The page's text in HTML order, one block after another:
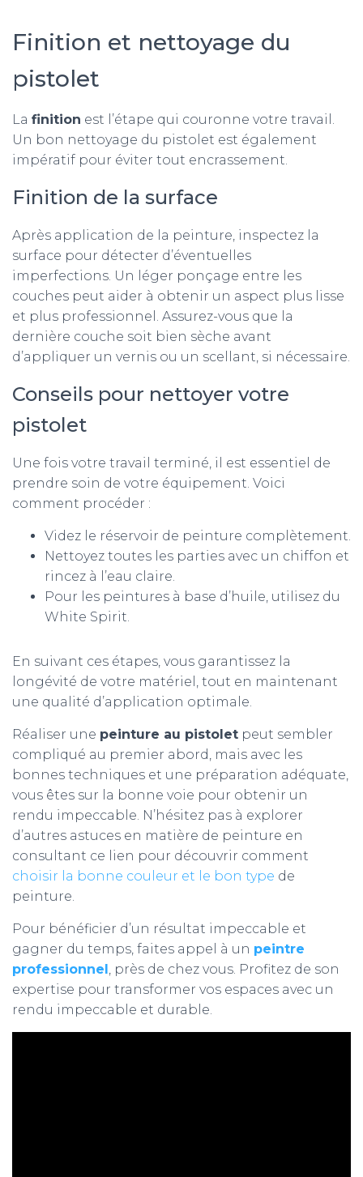
Finition et nettoyage du
pistolet
La finition est l’étape qui couronne votre travail.
Un bon nettoyage du pistolet est également
impératif pour éviter tout encrassement.
Finition de la surface
Après application de la peinture, inspectez la
surface pour détecter d’éventuelles
imperfections. Un léger ponçage entre les
couches peut aider à obtenir un aspect plus lisse
et plus professionnel. Assurez-vous que la
dernière couche soit bien sèche avant
d’appliquer un vernis ou un scellant, si nécessaire.
Conseils pour nettoyer votre
pistolet
Une fois votre travail terminé, il est essentiel de
prendre soin de votre équipement. Voici
comment procéder :
Videz le réservoir de peinture complètement.
Nettoyez toutes les parties avec un chiffon et
rincez à l’eau claire.
Pour les peintures à base d’huile, utilisez du
White Spirit.
En suivant ces étapes, vous garantissez la
longévité de votre matériel, tout en maintenant
une qualité d’application optimale.
Réaliser une peinture au pistolet peut sembler
compliqué au premier abord, mais avec les
bonnes techniques et une préparation adéquate,
vous êtes sur la bonne voie pour obtenir un
rendu impeccable. N’hésitez pas à explorer
d’autres astuces en matière de peinture en
consultant ce lien pour découvrir comment
choisir la bonne couleur et le bon type de
peinture.
Pour bénéficier d’un résultat impeccable et
gagner du temps, faites appel à un peintre
professionnel, près de chez vous. Profitez de son
expertise pour transformer vos espaces avec un
rendu impeccable et durable.